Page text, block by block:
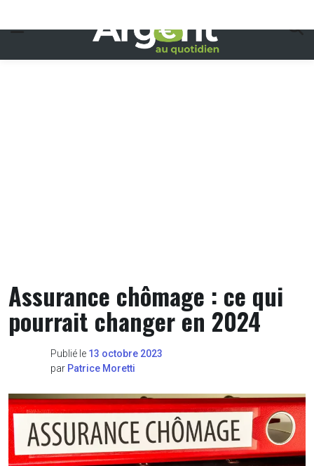
Assurance chômage : ce qui
pourrait changer en 2024
Publié le 13 octobre 2023
par Patrice Moretti